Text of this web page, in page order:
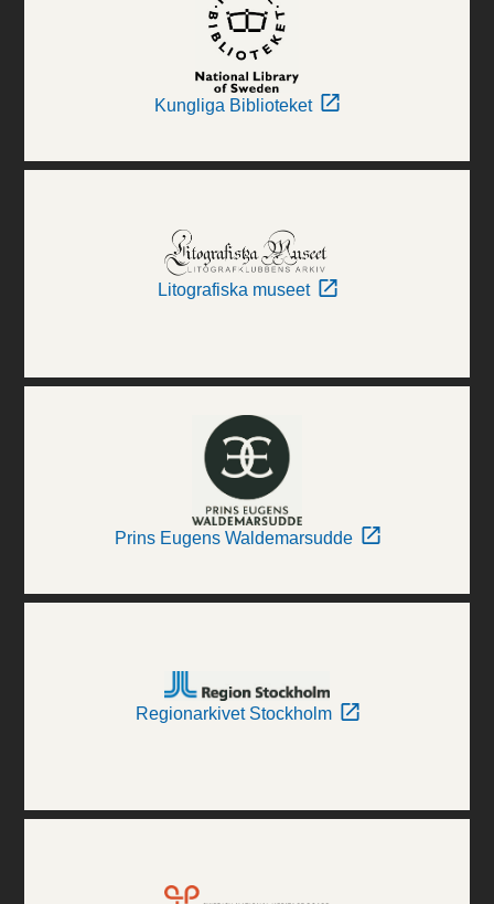
Kungliga Biblioteket
Litografiska museet
Prins Eugens Waldemarsudde
Regionarkivet Stockholm